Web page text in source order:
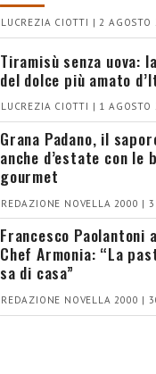
LUCREZIA CIOTTI | 2 AGOSTO
Tiramisù senza uova:
del dolce più amato
LUCREZIA CIOTTI | 1 AGOSTO
Grana Padano, il
anche d’estate con le
gourmet
REDAZIONE NOVELLA 2000 |
Francesco Paolantoni
Chef Armonia: “La
sa di casa”
REDAZIONE NOVELLA 2000 |